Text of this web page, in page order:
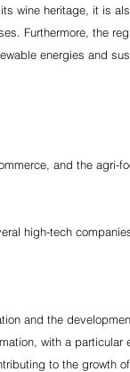
wine heritage, it is
Furthermore, the
energies and
and the agri-
high-tech
and the
with a particular
to the growth